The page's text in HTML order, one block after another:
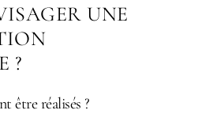
UNE
?
être réalisés ?